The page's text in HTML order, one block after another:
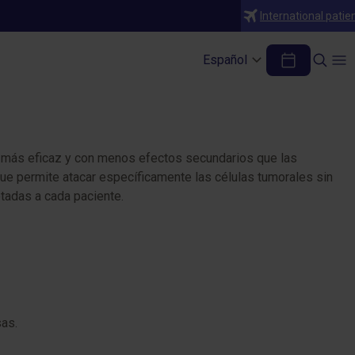
International
Español
eficaz y con menos efectos secundarios que las
permite atacar específicamente las células tumorales sin
a cada paciente.